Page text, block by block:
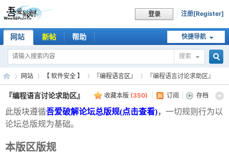
登录 注册[Register]
快捷导航
网站 新帖 帮助
搜索
索
吾 »
网站
›
【 软件安全 】 『编程语言区』 『编程语言讨论求助区』
收藏本版 (350) 订阅 存档
『编程语言讨论求助区』
此版块遵循吾爱破解论坛总版规(点击查看)， 一切规则行为以
论坛总版规为基础。
本版区版规